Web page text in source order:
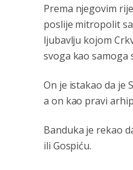
Prema njegovim
poslije mitropolit
ljubavlju kojom
svoga kao samoga
On je istakao da je
a on kao pravi
Banduka je rekao
ili Gospiću.